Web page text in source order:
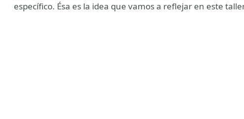
específico. Ésa es la idea que vamos a reflejar en este